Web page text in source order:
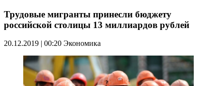
Трудовые мигранты принесли бюджету
российской столицы 13 миллиардов рублей
20.12.2019 | 00:20 Экономика